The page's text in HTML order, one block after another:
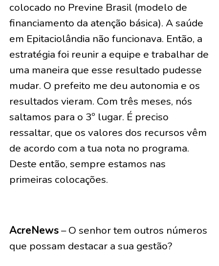
colocado no Previne Brasil (modelo de
financiamento da atenção básica). A saúde
em Epitaciolândia não funcionava. Então, a
estratégia foi reunir a equipe e trabalhar de
uma maneira que esse resultado pudesse
mudar. O prefeito me deu autonomia e os
resultados vieram. Com três meses, nós
saltamos para o 3º lugar. É preciso
ressaltar, que os valores dos recursos vêm
de acordo com a tua nota no programa.
Deste então, sempre estamos nas
primeiras colocações.
AcreNews– O senhor tem outros números
que possam destacar a sua gestão?